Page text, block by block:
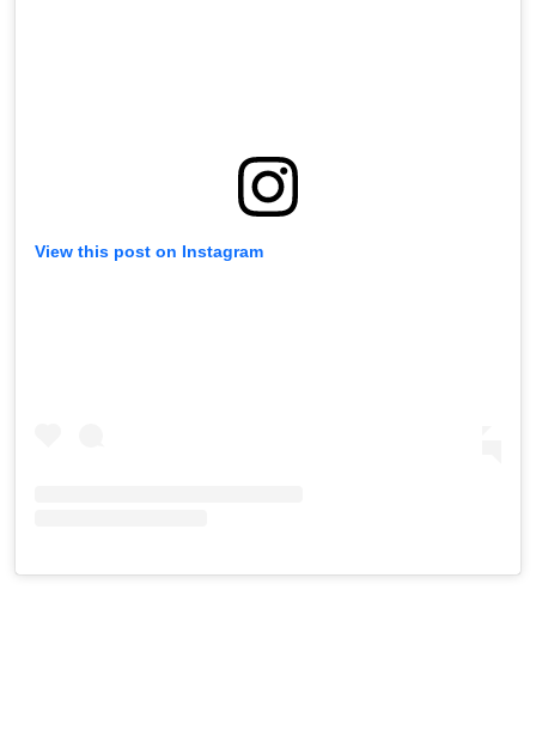
View this post on Instagram